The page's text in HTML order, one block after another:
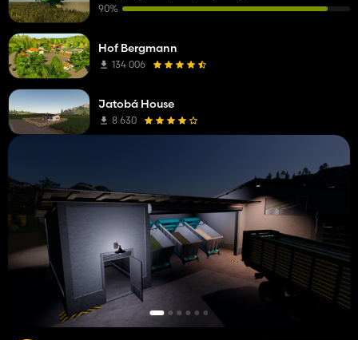
90%
Hof Bergmann
134 006
Jatobá House
8 630